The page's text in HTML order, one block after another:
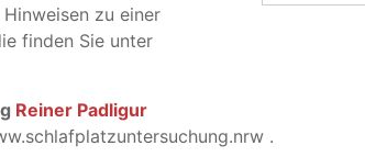
zu einer
finden Sie unter
Reiner Padligur
.